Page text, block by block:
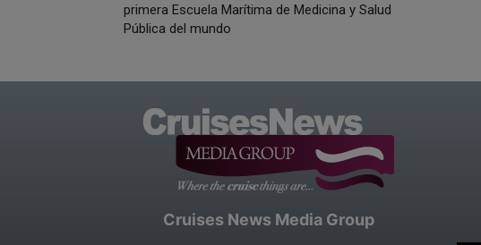
primera Escuela Marítima de Medicina y Salud
Pública del mundo
Cruises News Media Group